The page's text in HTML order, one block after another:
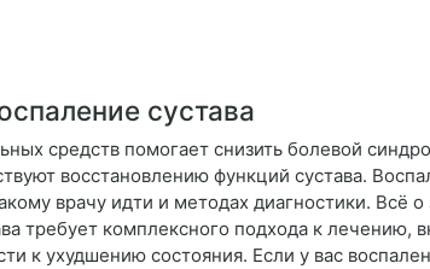
сустава
средств помогает снизить болевой
восстановлению функций сустава.
врачу идти и методах диагностики. Всё
требует комплексного подхода к лечению,
к ухудшению состояния. Если у вас